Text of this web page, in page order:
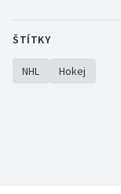
ŠTÍTKY
NHL Hokej